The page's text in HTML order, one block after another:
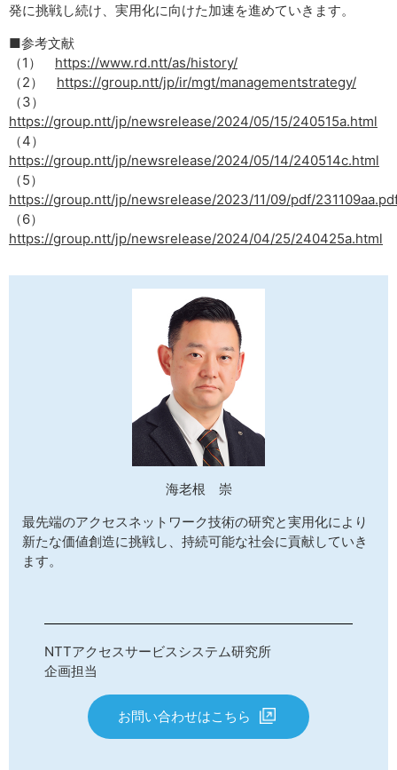
発に挑戦し続け、実用化に向けた加速を進めていきます。
■参考文献
（1） https://www.rd.ntt/as/history/
（2） https://group.ntt/jp/ir/mgt/managementstrategy/
（3）
https://group.ntt/jp/newsrelease/2024/05/15/240515a.html
（4）
https://group.ntt/jp/newsrelease/2024/05/14/240514c.html
（5）
https://group.ntt/jp/newsrelease/2023/11/09/pdf/
（6）
https://group.ntt/jp/newsrelease/2024/04/25/240425a.html
海老根 崇
最先端のアクセスネットワーク技術の研究と実用化により
新たな価値創造に挑戦し、持続可能な社会に貢献していき
ます。
NTTアクセスサービスシステム研究所
企画担当
お問い合わせはこちら